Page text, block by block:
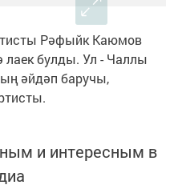
Рәфыйк Каюмов
булды. Ул - Чаллы
әйдәп баручы,
и интересным в